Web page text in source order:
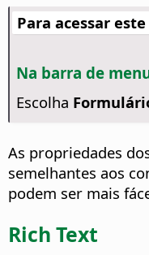
Para acessar
Na barra de
Escolha
As propriedades
semelhantes aos
podem ser mais
Rich Text